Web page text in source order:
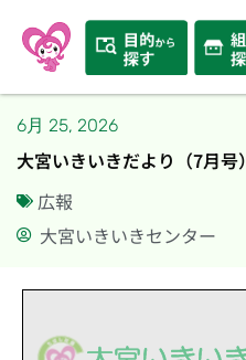
6月 25, 2026
大宮いきいきだより（7月号）
広報
大宮いきいきセンター